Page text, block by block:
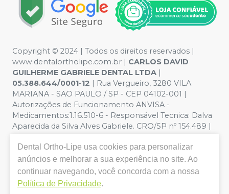
Copyright © 2024 | Todos os direitos reservados |
www.dentalortholipe.com.br | CARLOS DAVID
GUILHERME GABRIELE DENTAL LTDA |
05.388.644/0001-12 | Rua Vergueiro, 3280 VILA
MARIANA - SAO PAULO / SP - CEP 04102-001 |
Autorizações de Funcionamento ANVISA -
Medicamentos:1.16.510-6 - Responsável Tecnica: Dalva
Aparecida da Silva Alves Gabriele. CRO/SP nº 154.489 |
ilustrativas - Os preços e condições da loja virtual estão
sujeitos a alterações. Em caso de divergência de preços
no site, o valor válido é o do Carrinho de Compra. Não
vendemos por atacado, por isso nos reservamos o
direito de não atender compras de grandes volumes
Dental Ortho-Lipe usa cookies para personalizar
anúncios e melhorar a sua experiência no site. Ao
continuar navegando, você concorda com a nossa
Política de Privacidade.